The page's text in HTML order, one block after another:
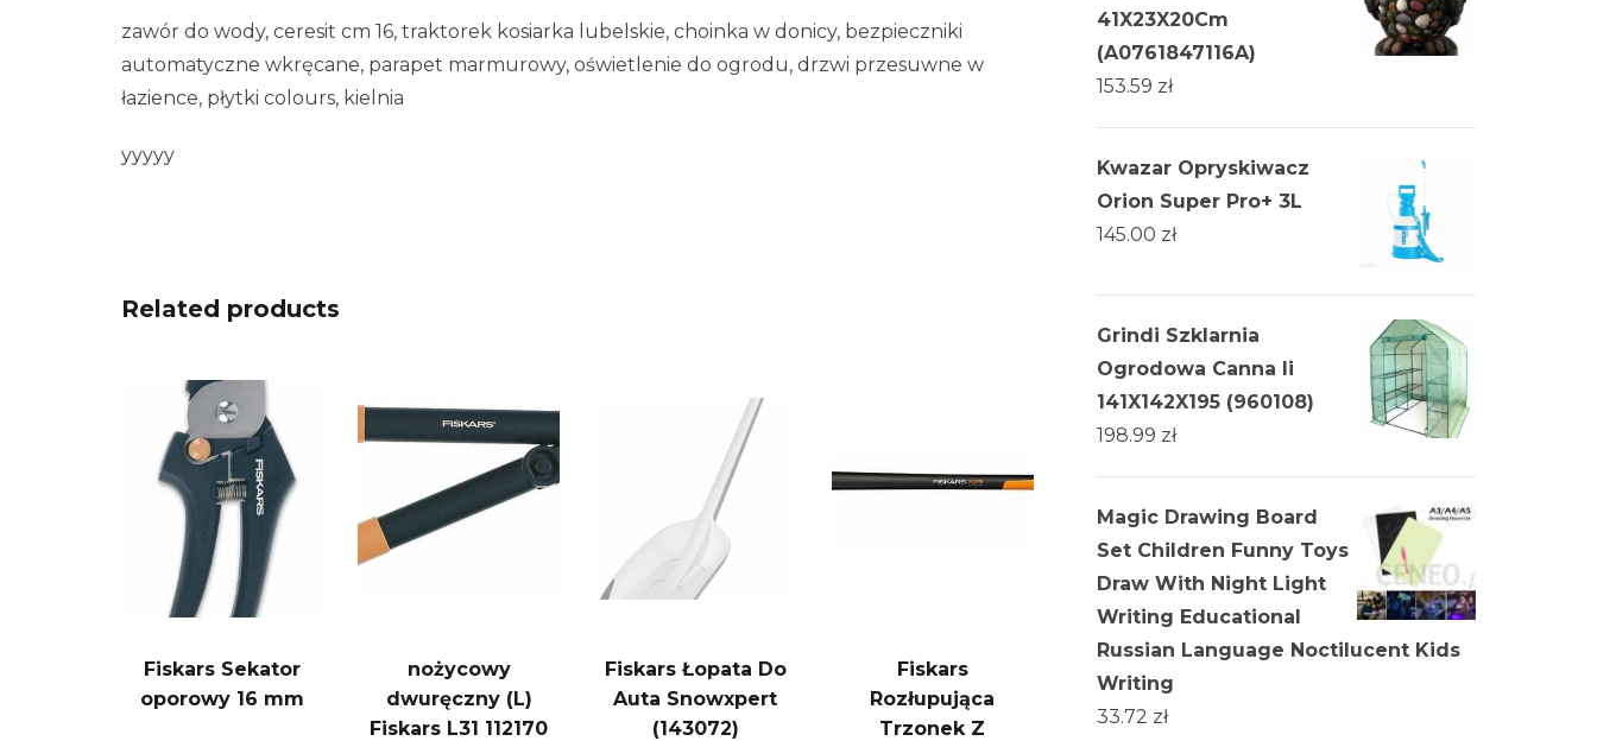
zawór do wody, ceresit cm 16, traktorek kosiarka lubelskie, choinka w donicy, bezpieczniki
automatyczne wkręcane, parapet marmurowy, oświetlenie do ogrodu, drzwi przesuwne w
łazience, płytki colours, kielnia
yyyyy
Related products
Fiskars Sekator
oporowy 16 mm
nożycowy
dwuręczny (L)
Fiskars L31 112170
Fiskars Łopata Do
Auta Snowxpert
(143072)
Fiskars
Rozłupująca
Trzonek Z
41X23X20Cm
(A0761847116A)
153.59 zł
Kwazar Opryskiwacz
Orion Super Pro+ 3L
145.00 zł
Grindi Szklarnia
Ogrodowa Canna Ii
141X142X195 (960108)
198.99 zł
Magic Drawing Board
Set Children Funny Toys
Draw With Night Light
Writing Educational
Russian Language Noctilucent Kids
Writing
33.72 zł